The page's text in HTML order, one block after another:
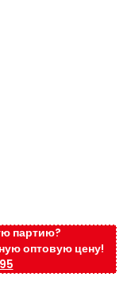
партию?
оптовую цену!